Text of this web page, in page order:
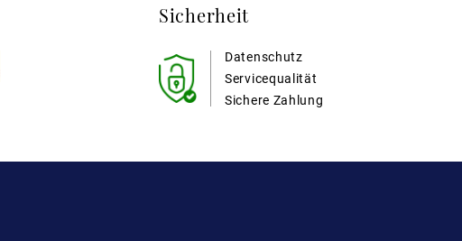
Sicherheit
Datenschutz
Sichere Zahlung
Servicequalität